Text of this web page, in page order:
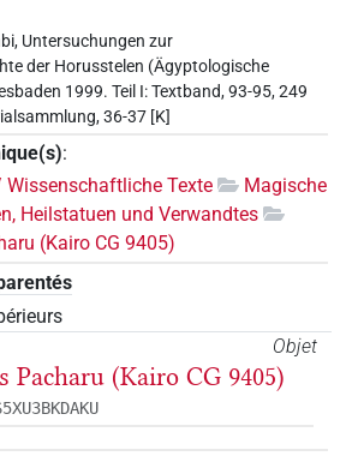
Untersuchungen zur
der Horusstelen (Ägyptologische
1999. Teil I: Textband, 93-95, 249
36-37 [K]
:
Texte
Magische
Heilstatuen und Verwandtes
(Kairo CG 9405)
Objet
Pacharu (Kairo CG 9405)